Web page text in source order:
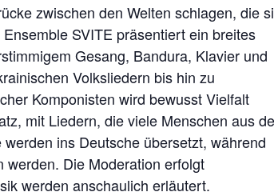
zwischen den Welten schlagen, die
SVITE präsentiert ein breites
Gesang, Bandura, Klavier und
Volksliedern bis hin zu
Komponisten wird bewusst Vielfalt
mit Liedern, die viele Menschen aus
ins Deutsche übersetzt, während
Die Moderation erfolgt
werden anschaulich erläutert.